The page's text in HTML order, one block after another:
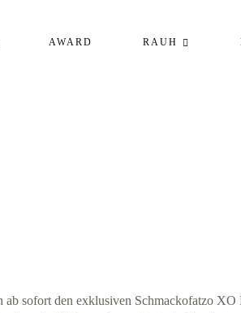
AWARD RAUH
ab sofort den exklusiven Schmackofatzo XO